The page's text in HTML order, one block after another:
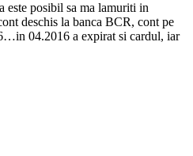
este posibil sa ma lamuriti in
deschis la banca BCR, cont pe
04.2016 a expirat si cardul, iar